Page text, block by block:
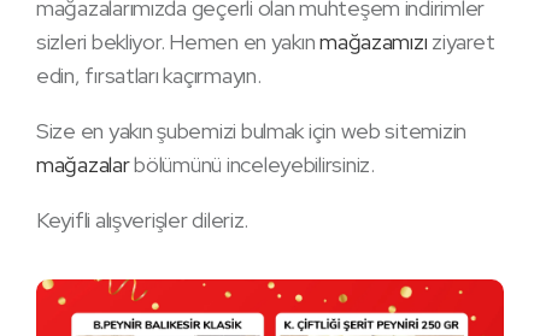
mağazalarımızda geçerli olan muhteşem indirimler
sizleri bekliyor. Hemen en yakınmağazamızı ziyaret
edin, fırsatları kaçırmayın.
Size en yakın şubemizi bulmak için web sitemizin
mağazalarbölümünü inceleyebilirsiniz.
Keyifli alışverişler dileriz.